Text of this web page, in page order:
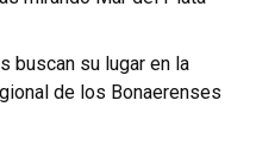
buscan su lugar en la
de los Bonaerenses